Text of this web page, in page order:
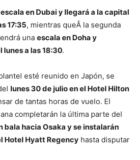
escala en Dubai y llegará a la capital
17:35, mientras queÂ la segunda
una escala en Doha y
lunes a las 18:30.
esté reunido en Japón, se
lunes 30 de julio en el Hotel Hilton
de tantas horas de vuelo. El
completarán la última parte del
bala hacia Osaka y se instalarán
Hotel Hyatt Regency hasta disputar